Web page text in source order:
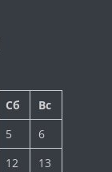
Сб
Вс
5
6
12
13